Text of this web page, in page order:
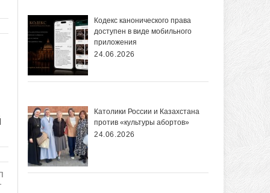
Кодекс канонического права
доступен в виде мобильного
приложения
24.06.2026
Католики России и Казахстана
против «культуры абортов»
24.06.2026